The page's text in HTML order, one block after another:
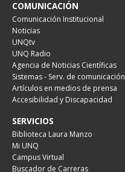
COMUNICACIÓN
Comunicación Institucional
Noticias
UNQtv
UNQ Radio
Agencia de Noticias Científicas
Sistemas - Serv. de comunicación
Artículos en medios de prensa
Accesibilidad y Discapacidad
SERVICIOS
Biblioteca Laura Manzo
Mi UNQ
Campus Virtual
Buscador de Carreras